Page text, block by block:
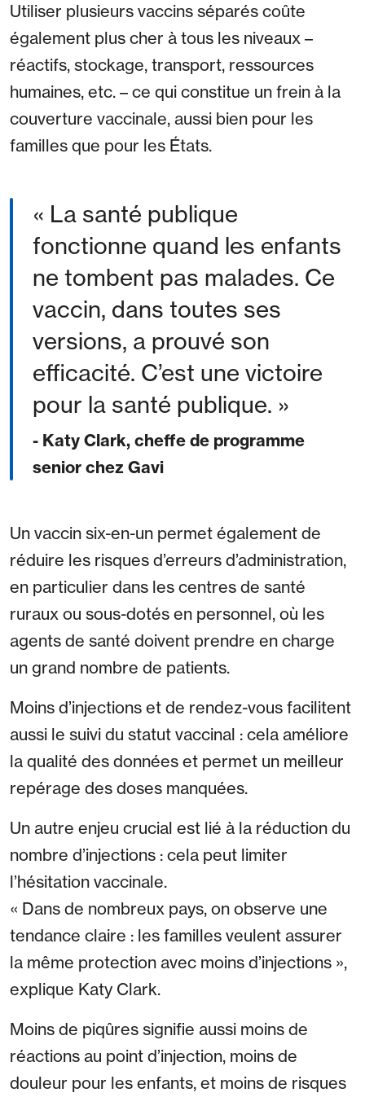
Utiliser plusieurs vaccins séparés coûte
également plus cher à tous les niveaux –
réactifs, stockage, transport, ressources
humaines, etc. – ce qui constitue un frein à la
couverture vaccinale, aussi bien pour les
familles que pour les États.
La santé publique
fonctionne quand les enfants
ne tombent pas malades. Ce
vaccin, dans toutes ses
versions, a prouvé son
efficacité. C’est une victoire
pour la santé publique.
- Katy Clark, cheffe de programme
senior chez Gavi
Un vaccin six-en-un permet également de
réduire les risques d’erreurs d’administration,
en particulier dans les centres de santé
ruraux ou sous-dotés en personnel, où les
agents de santé doivent prendre en charge
un grand nombre de patients.
Moins d’injections et de rendez-vous facilitent
aussi le suivi du statut vaccinal : cela améliore
la qualité des données et permet un meilleur
repérage des doses manquées.
Un autre enjeu crucial est lié à la réduction du
nombre d’injections : cela peut limiter
l’hésitation vaccinale.
« Dans de nombreux pays, on observe une
tendance claire : les familles veulent assurer
la même protection avec moins d’injections »,
explique Katy Clark.
Moins de piqûres signifie aussi moins de
réactions au point d’injection, moins de
douleur pour les enfants, et moins de risques